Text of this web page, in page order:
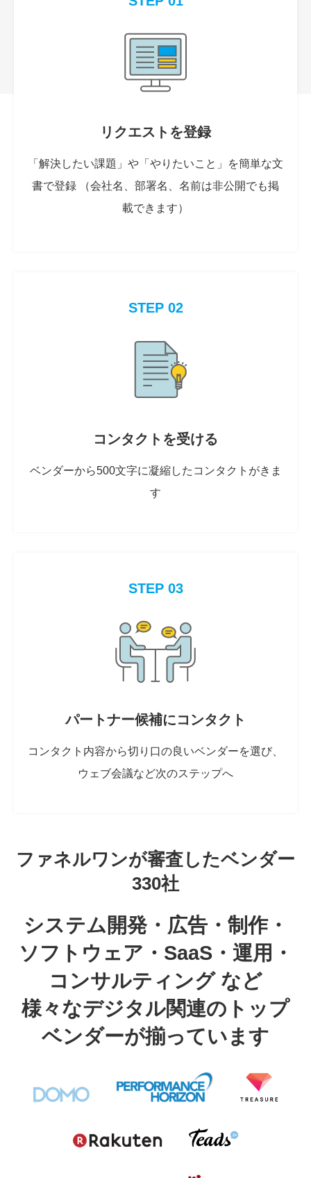
リクエストを登録
「解決したい課題」や「やりたいこと」を簡単な文
書で登録 （会社名、部署名、名前は非公開でも掲
載できます）
STEP 02
コンタクトを受ける
ベンダーから500文字に凝縮したコンタクトがきま
す
STEP 03
パートナー候補にコンタクト
コンタクト内容から切り口の良いベンダーを選び、
ウェブ会議など次のステップへ
ファネルワンが審査したベンダー
330社
システム開発・広告・制作・
ソフトウェア・SaaS・運用・
コンサルティング など
様々なデジタル関連のトップ
ベンダーが揃っています